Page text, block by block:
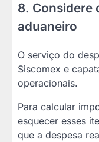
8. Considere
aduaneiro
O serviço do
Siscomex e
operacionais.
Para calcular
esquecer esses
que a despesa